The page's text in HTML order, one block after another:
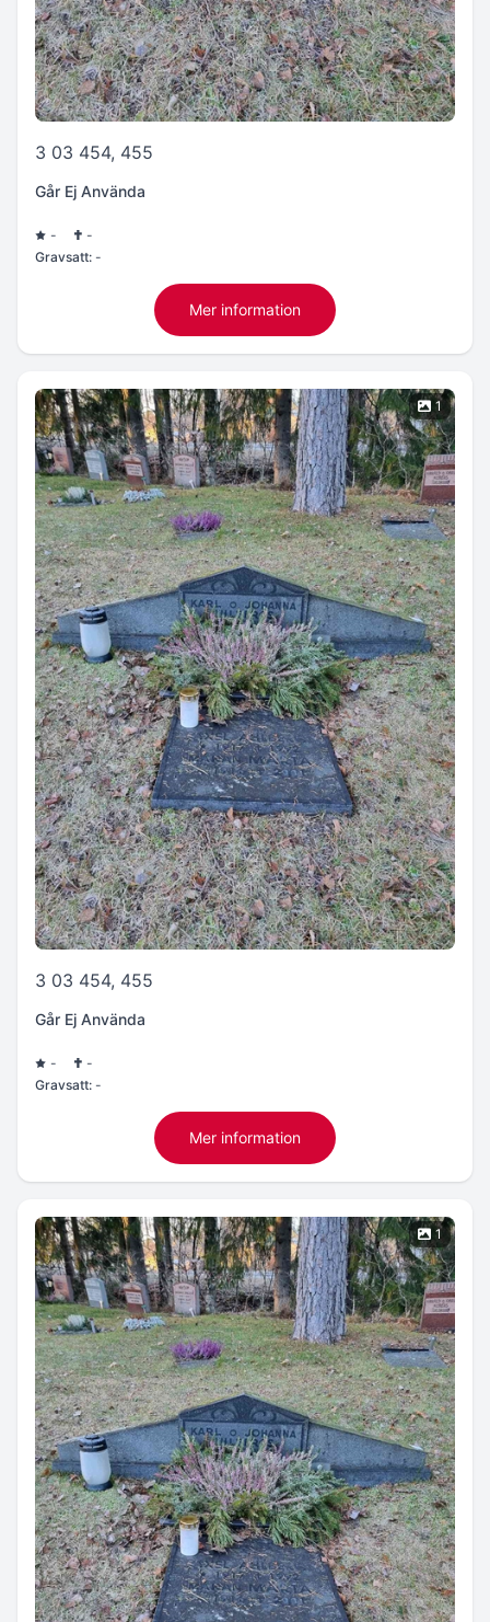
3 03 454, 455
Går Ej Använda
-
-
Gravsatt: -
Mer information
1
3 03 454, 455
Går Ej Använda
-
-
Gravsatt: -
Mer information
1